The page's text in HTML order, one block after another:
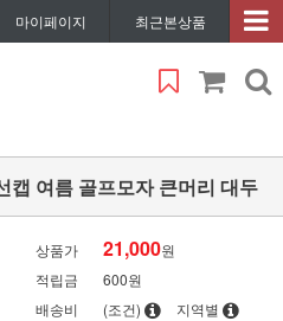
마이페이지 최근본상품
캡 여름 골프모자 큰머리 대두
상품가 21,000원
적립금
600원
배송비
(조건) 지역별